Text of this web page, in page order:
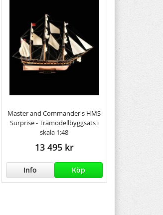
Master and Commander's HMS
Surprise - Trämodellbyggsats i
skala 1:48
13 495 kr
Info Köp